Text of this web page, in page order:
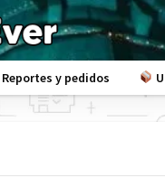
Reportes y pedidos